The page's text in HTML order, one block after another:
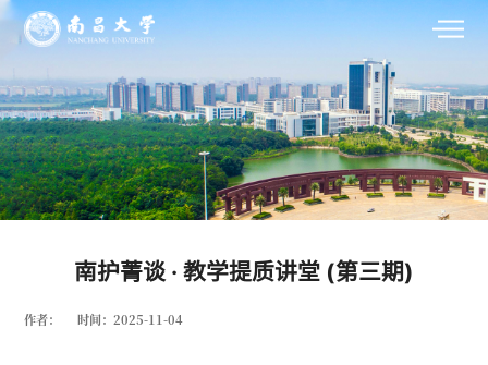
南护菁谈 · 教学提质讲堂 (第三期)
作者： 时间：2025-11-04